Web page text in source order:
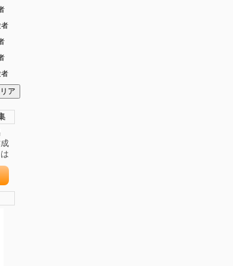
者
者
ア